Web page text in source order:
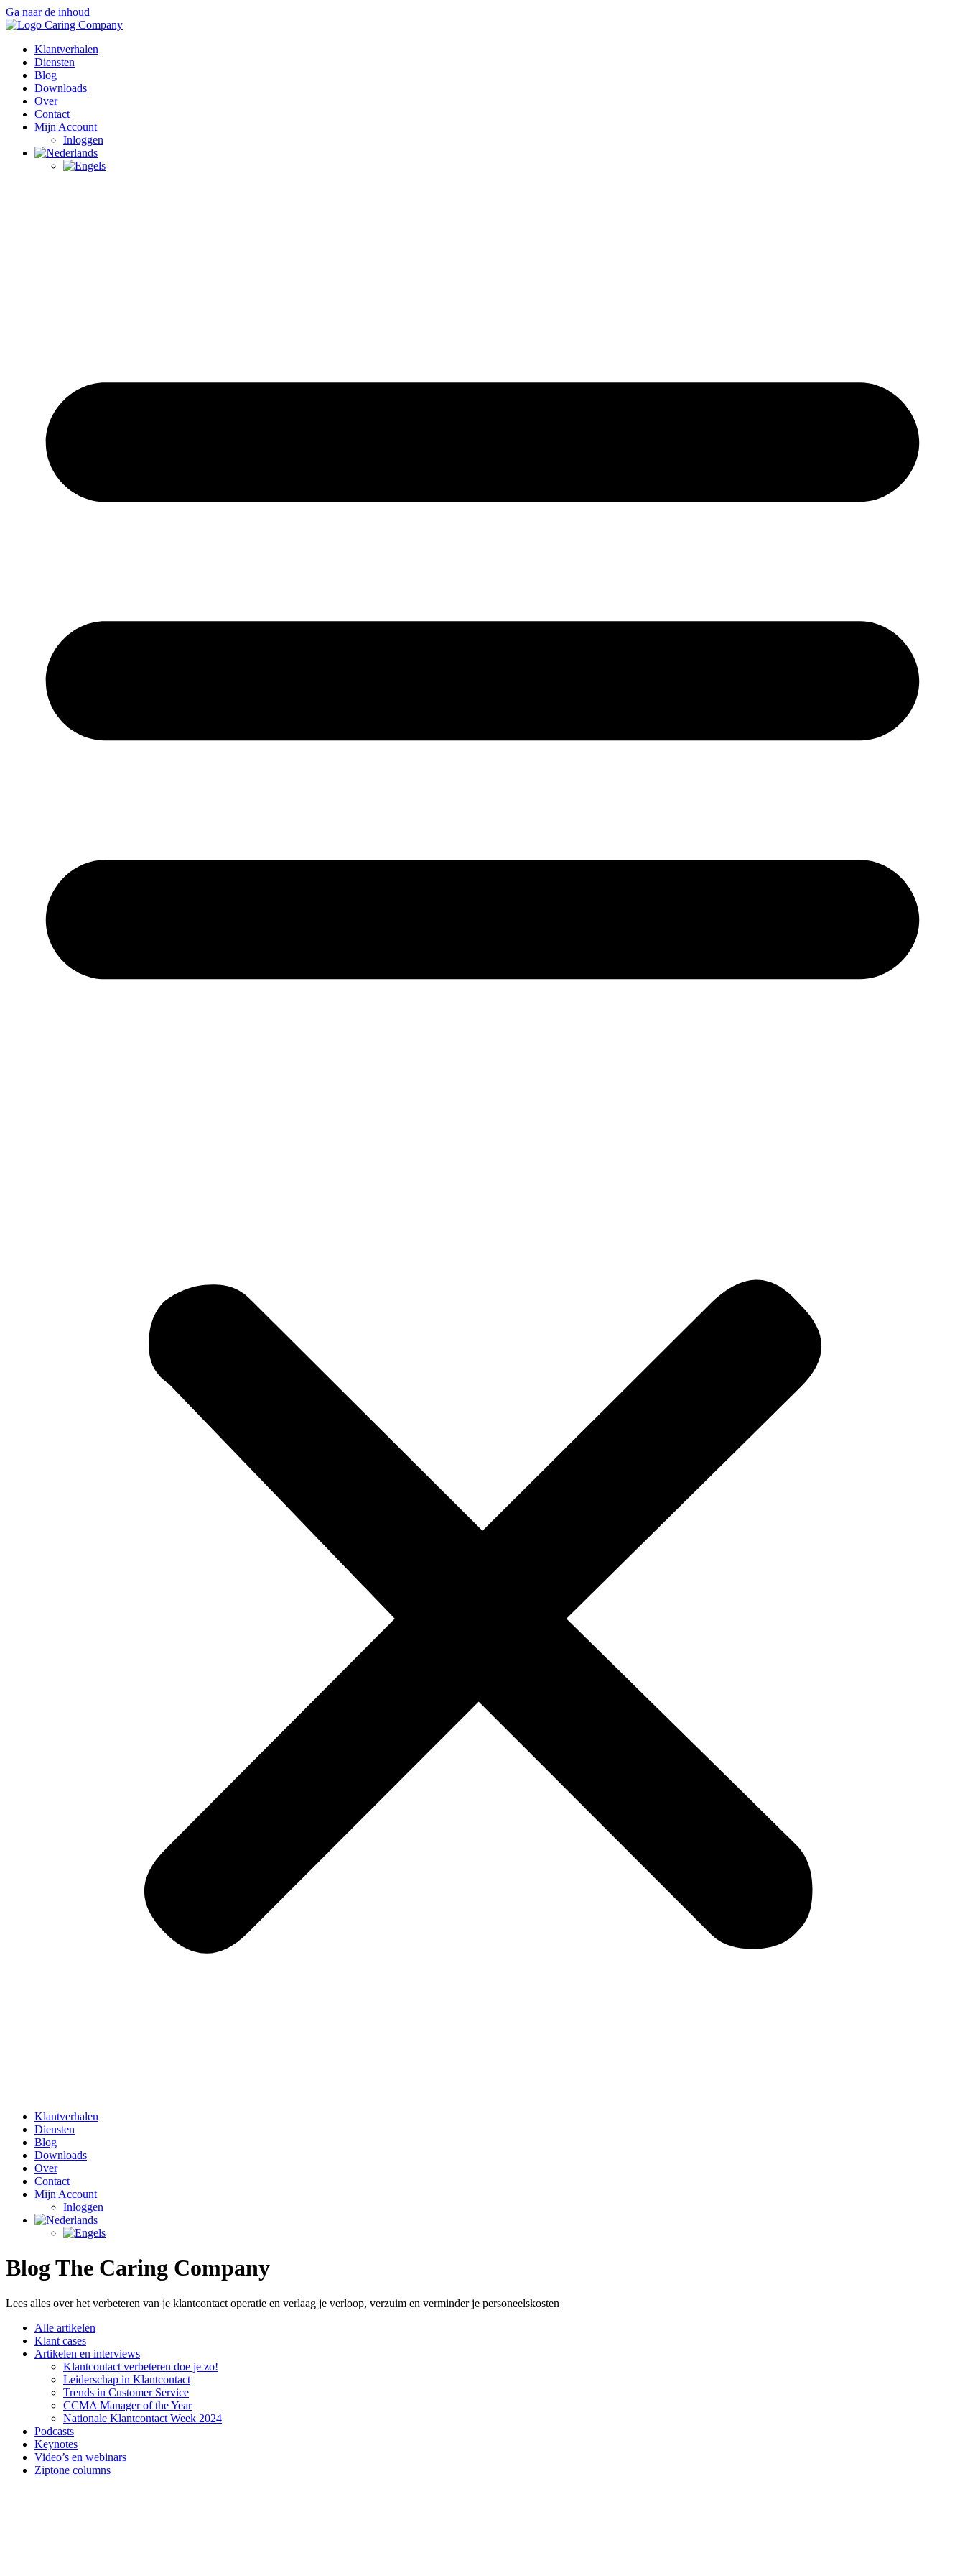
Ga naar de inhoud
Klantverhalen
Diensten
Blog
Downloads
Over
Contact
Mijn Account
Inloggen
Klantverhalen
Diensten
Blog
Downloads
Over
Contact
Mijn Account
Inloggen
Blog The Caring Company
Lees alles over het verbeteren van je klantcontact operatie en verlaag je verloop, verzuim en verminder je personeelskosten
Alle artikelen
Klant cases
Artikelen en interviews
Klantcontact verbeteren doe je zo!
Leiderschap in Klantcontact
Trends in Customer Service
CCMA Manager of the Year
Nationale Klantcontact Week 2024
Podcasts
Keynotes
Video’s en webinars
Ziptone columns